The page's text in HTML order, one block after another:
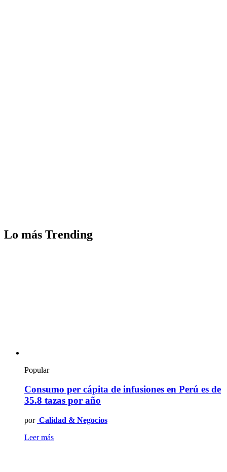
Lo más Trending
Popular
Consumo per cápita de infusiones en Perú es de
35.8 tazas por año
por Calidad & Negocios
Leer más